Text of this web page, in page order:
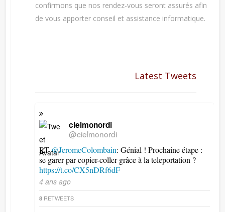
confirmons que nos rendez-vous seront assurés afin
de vous apporter conseil et assistance informatique.
Latest Tweets
cielmonordi
@cielmonordi
RT@JeromeColombain: Génial ! Prochaine étape :
se garer par copier-coller grâce à la teleportation ?
https://t.co/CX5nDRf6dF
4 ans ago
8 RETWEETS